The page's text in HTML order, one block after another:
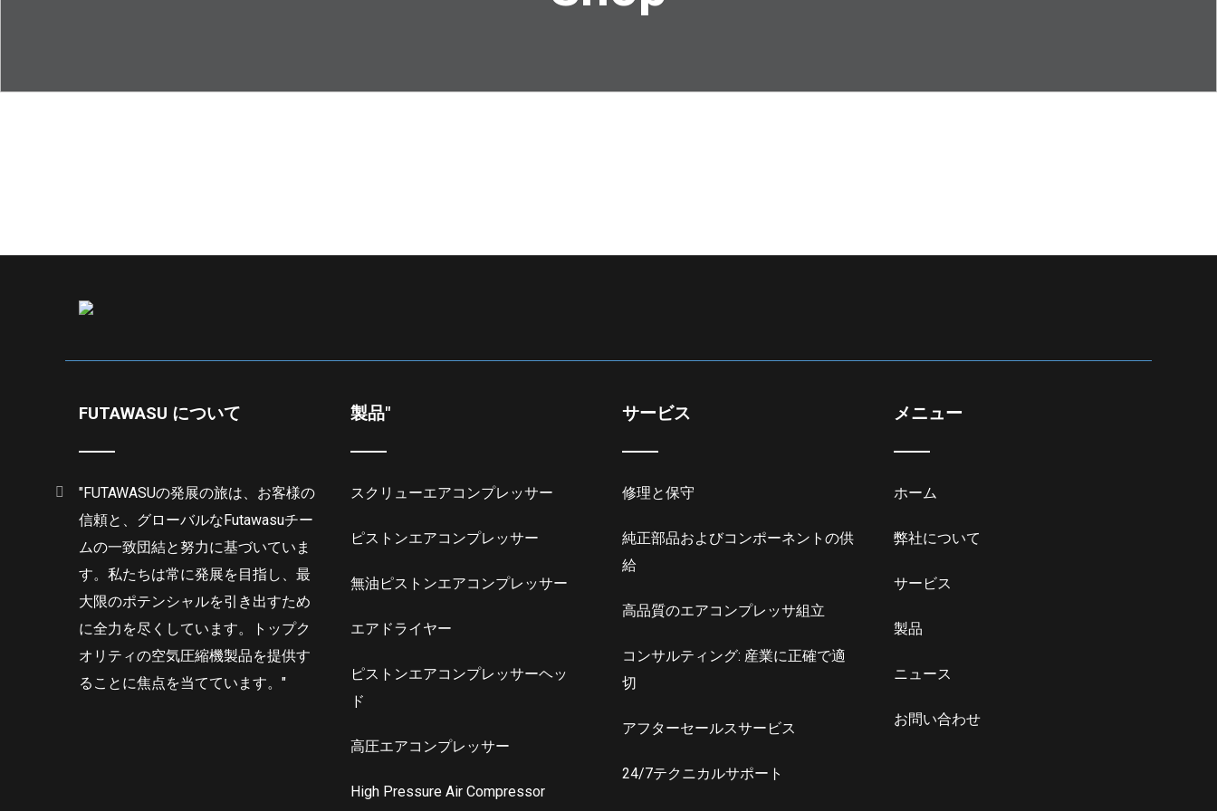
FUTAWASU について
"FUTAWASUの発展の旅は、お客様の
信頼と、グローバルなFutawasuチー
ムの一致団結と努力に基づいていま
す。私たちは常に発展を目指し、最
大限のポテンシャルを引き出すため
に全力を尽くしています。トップク
オリティの空気圧縮機製品を提供す
ることに焦点を当てています。"
製品"
スクリューエアコンプレッサー
ピストンエアコンプレッサー
無油ピストンエアコンプレッサー
エアドライヤー
ピストンエアコンプレッサーヘッ
ド
高圧エアコンプレッサー
High Pressure Air Compressor
サービス
修理と保守
純正部品およびコンポーネントの供
給
高品質のエアコンプレッサ組立
コンサルティング: 産業に正確で適
切
アフターセールスサービス
24/7テクニカルサポート
メニュー
ホーム
弊社について
サービス
製品
ニュース
お問い合わせ